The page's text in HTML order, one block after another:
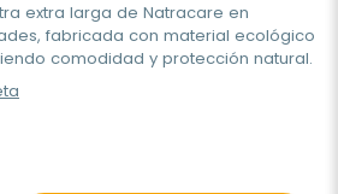
extra larga de Natracare en
fabricada con material ecológico
comodidad y protección natural.